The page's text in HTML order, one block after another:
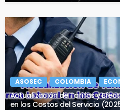
ASOSEC COLOMBIA
Actualización de Tarifas y
en los Costos del Servicio